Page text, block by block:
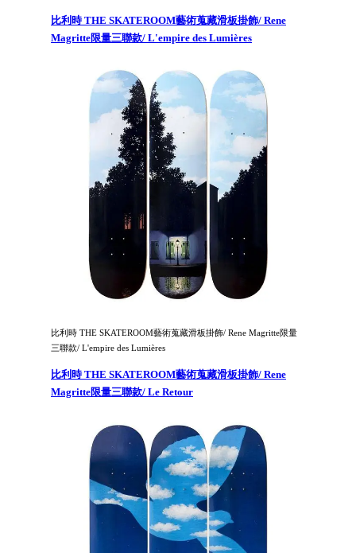
比利時 THE SKATEROOM藝術蒐藏滑板掛飾/ Rene
Magritte限量三聯款/ L'empire des Lumières
比利時 THE SKATEROOM藝術蒐藏滑板掛飾/ Rene Magritte限量
三聯款/ L'empire des Lumières
比利時 THE SKATEROOM藝術蒐藏滑板掛飾/ Rene
Magritte限量三聯款/ Le Retour